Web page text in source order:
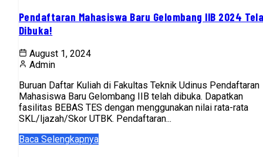
Pendaftaran Mahasiswa Baru Gelombang IIB 2024
Dibuka!
August 1, 2024
Admin
Buruan Daftar Kuliah di Fakultas Teknik Udinus Pendaftaran
Mahasiswa Baru Gelombang IIB telah dibuka. Dapatkan
fasilitas BEBAS TES dengan menggunakan nilai rata-rata
SKL/Ijazah/Skor UTBK. Pendaftaran...
Baca Selengkapnya